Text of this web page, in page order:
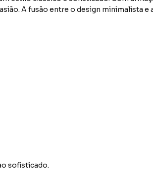
A fusão entre o design minimalista
sofisticado.